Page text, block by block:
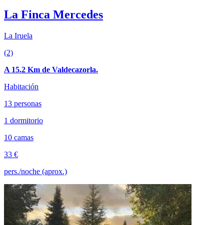
La Finca Mercedes
La Iruela
(2)
A 15.2 Km de Valdecazorla.
Habitación
13 personas
1 dormitorio
10 camas
33 €
pers./noche (aprox.)